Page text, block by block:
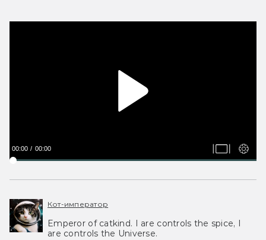
00:00 00:00
Кот-император
Emperor of catkind. I are controls the spice, I
are controls the Universe.